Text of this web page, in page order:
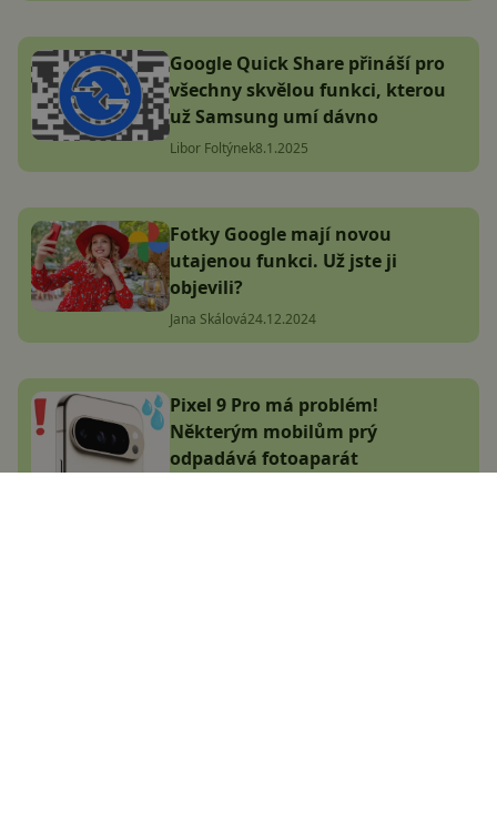
Google Quick Share přináší pro
všechny skvělou funkci, kterou
už Samsung umí dávno
Libor Foltýnek8.1.2025
Fotky Google mají novou
utajenou funkci. Už jste ji
objevili?
Jana Skálová24.12.2024
Pixel 9 Pro má problém!
Některým mobilům prý
odpadává fotoaparát